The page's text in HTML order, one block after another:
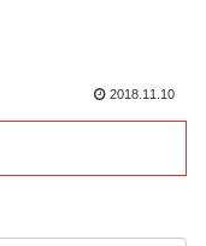
2018.11.10